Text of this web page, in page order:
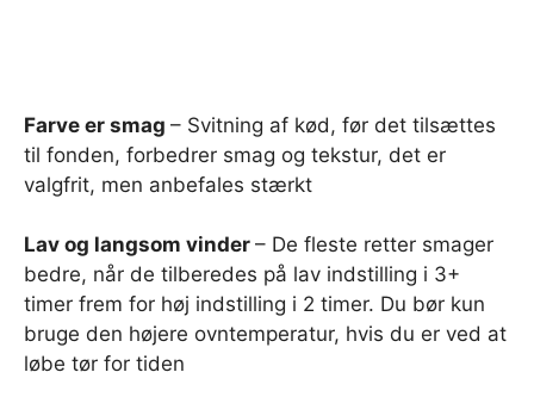
Farve er smag – Svitning af kød, før det tilsættes
til fonden, forbedrer smag og tekstur, det er
valgfrit, men anbefales stærkt
Lav og langsom vinder – De fleste retter smager
bedre, når de tilberedes på lav indstilling i 3+
timer frem for høj indstilling i 2 timer. Du bør kun
bruge den højere ovntemperatur, hvis du er ved at
løbe tør for tiden